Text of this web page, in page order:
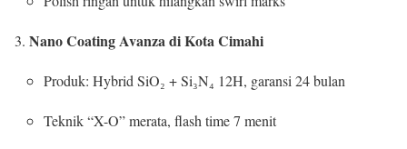
Nano Coating Avanza di Kota Cimahi
Produk: Hybrid SiO₂ + Si₃N₄ 12H, garansi 24 bulan
Teknik “X-O” merata, flash time 7 menit